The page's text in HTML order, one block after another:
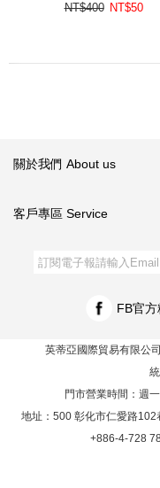
NT$400 NT$50
關於我們 About us
客戶專區 Service
FB官方
英蒂亞國際貿易有限公司
門市營業時間：週
地址：500 彰化市仁愛路
+886-4-728